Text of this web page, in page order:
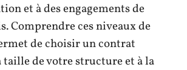
et à des engagements de
Comprendre ces niveaux de
de choisir un contrat
taille de votre structure et à la